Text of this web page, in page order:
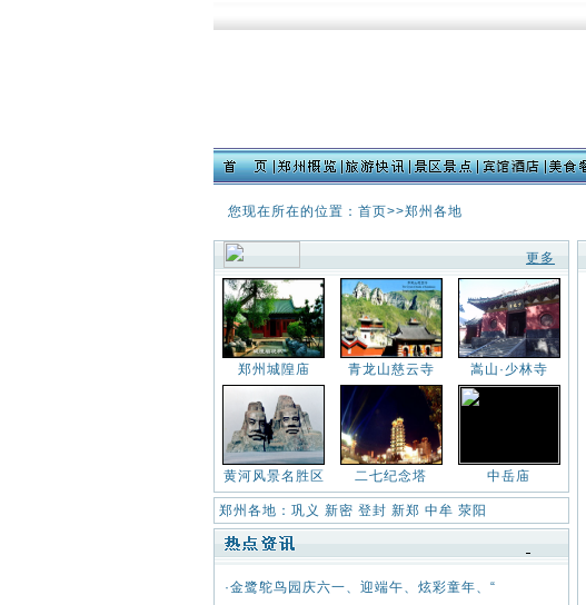
您现在所在的位置：首页>>郑州各地
更多
郑州城隍庙 青龙山慈云寺 嵩山·少林寺
黄河风景名胜区 二七纪念塔 中岳庙
郑州各地： 巩义 新密 登封 新郑 中牟 荥阳
·金鹭鸵鸟园庆六一、迎端午、炫彩童年、“